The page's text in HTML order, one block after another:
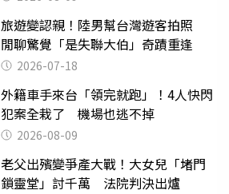
旅遊變認親！陸男幫台灣遊客拍照
閒聊驚覺「是失聯大伯」奇蹟重逢
2026-07-18
外籍車手來台「領完就跑」！4人快閃
犯案全栽了 機場也逃不掉
2026-08-09
老父出殯變爭產大戰！大女兒「堵門
鎖靈堂」討千萬 法院判決出爐